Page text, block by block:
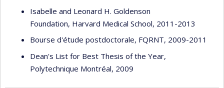
Isabelle and Leonard H. Goldenson
Foundation, Harvard Medical School, 2011-2013
Bourse d'étude postdoctorale, FQRNT, 2009-2011
Dean's List for Best Thesis of the Year,
Polytechnique Montréal, 2009